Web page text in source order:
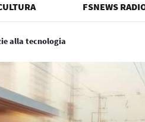
FSNEWS
alla tecnologia